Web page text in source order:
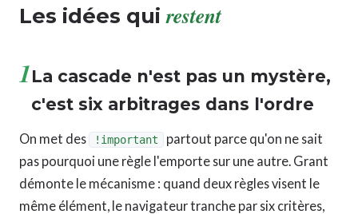
Les idées qui restent
1La cascade n'est pas un mystère,
c'est six arbitrages dans l'ordre
On met des !important
partout parce qu'on ne sait
pas pourquoi une règle l'emporte sur une autre. Grant
démonte le mécanisme : quand deux règles visent le
même élément, le navigateur tranche par six critères,